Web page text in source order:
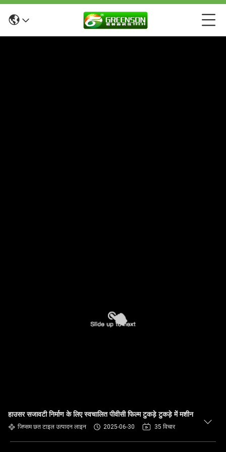
हाउसर सजावटी निर्माण के लिए स्वचालित पीवीसी फिल्म टुकड़े टुकड़े में मशीन
जिप्सम छत टाइल उत्पादन लाइन 2025-06-30 35 विचार